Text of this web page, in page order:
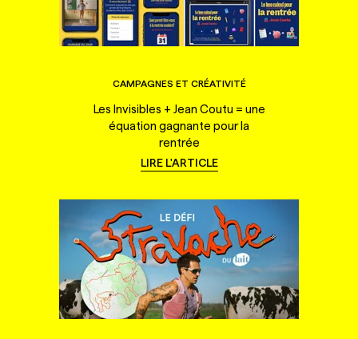
CAMPAGNES ET CRÉATIVITÉ
Les Invisibles + Jean Coutu = une
équation gagnante pour la
rentrée
LIRE L'ARTICLE